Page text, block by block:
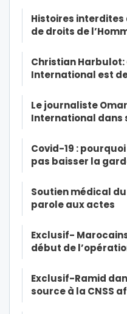
Histoires interdites
de droits de
Christian Harbulot:
International est
Le journaliste
International dans
Covid-19 :
pas baisser la
Soutien médical
parole aux actes
Exclusif-
début de
Exclusif-Ramid
source à la CNSS